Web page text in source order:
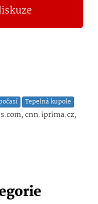
Tepelná kupole
cnn.iprima.cz,